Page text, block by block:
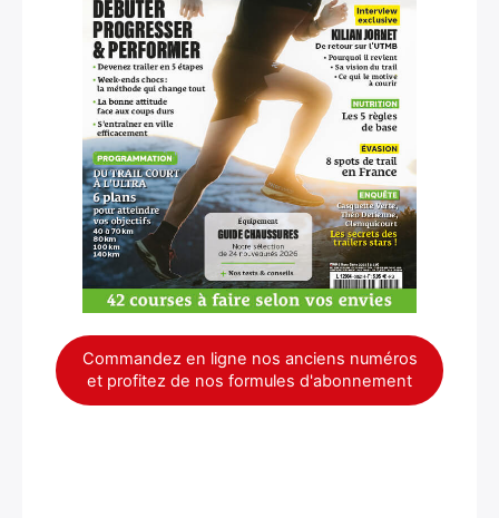
Commandez en ligne nos anciens numéros
et profitez de nos formules d'abonnement